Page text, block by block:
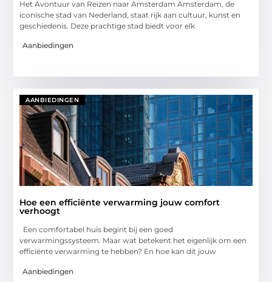
Het Avontuur van Reizen naar Amsterdam Amsterdam, de
iconische stad van Nederland, staat rijk aan cultuur, kunst en
geschiedenis. Deze prachtige stad biedt voor elk
Aanbiedingen
AANBIEDINGEN
Hoe een efficiënte verwarming jouw comfort
verhoogt
Een comfortabel huis begint bij een goed
verwarmingssysteem. Maar wat betekent het eigenlijk om een
efficiënte verwarming te hebben? En hoe kan dit jouw
Aanbiedingen